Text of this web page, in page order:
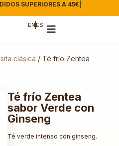
SUPERIORES A 45€
EN ES
clásica / Té frío Zentea
Té frío Zentea
sabor Verde con
Ginseng
Té verde intenso con ginseng.